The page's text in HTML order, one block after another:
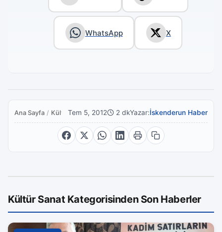
WhatsApp X
Ana Sayfa / Kültür Sanat
Tem 5, 2012 2 dkYazar:İskenderun Haber
Kültür Sanat Kategorisinden Son Haberler